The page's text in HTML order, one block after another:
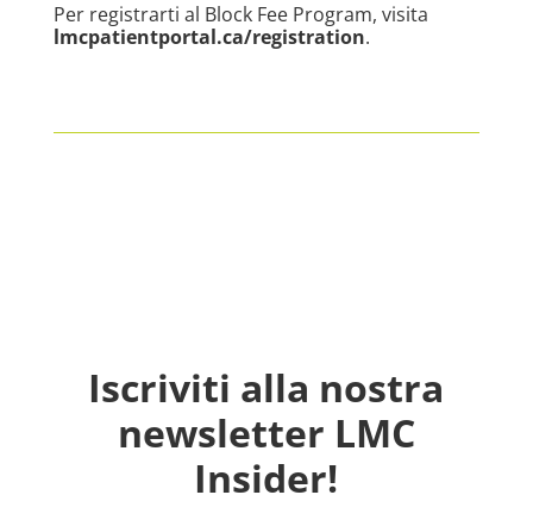
Per registrarti al Block Fee Program, visita
lmcpatientportal.ca/registration.
Iscriviti alla nostra
newsletter LMC
Insider!